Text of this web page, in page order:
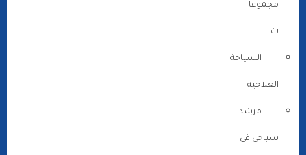
مجموعا
ت
السياحة
العلاجية
مرشد
سياحي في